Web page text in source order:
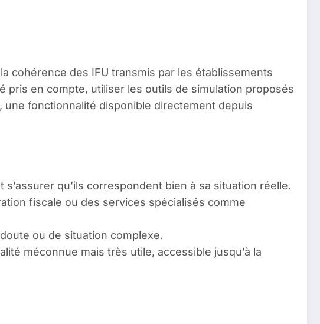
cohérence des IFU transmis par les établissements
en compte, utiliser les outils de simulation proposés
une fonctionnalité disponible directement depuis
qu’ils correspondent bien à sa situation réelle.
fiscale ou des services spécialisés comme
ou de situation complexe.
méconnue mais très utile, accessible jusqu’à la